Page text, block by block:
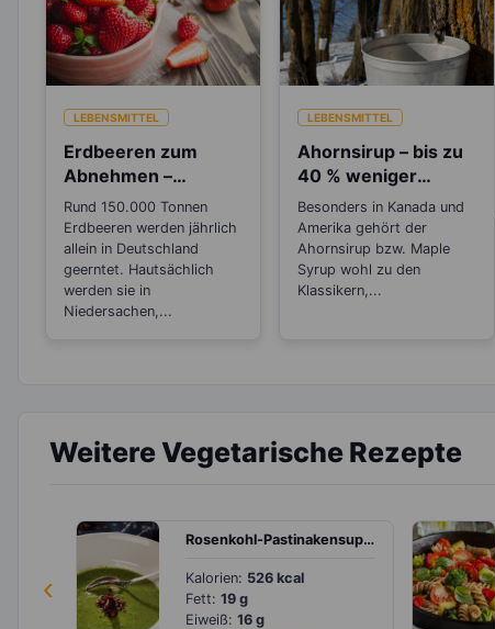
LEBENSMITTEL
Erdbeeren zum
Abnehmen –
Wusstest du, das
sie botanisch
gesehen Nüsse
sind?
Rund 150.000 Tonnen
Erdbeeren werden jährlich
allein in Deutschland
geerntet. Hautsächlich
werden sie in
Niedersachen,...
LEBENSMITTEL
Ahornsirup – bis zu
40 % weniger
Kalorien als Zucker
Besonders in Kanada und
Amerika gehört der
Ahornsirup bzw. Maple
Syrup wohl zu den
Klassikern,...
Weitere Vegetarische Rezepte
‹
Rosenkohl-Pastinakensuppe mit Chili
Kalorien: 526 kcal
Fett: 19 g
Eiweiß: 16 g